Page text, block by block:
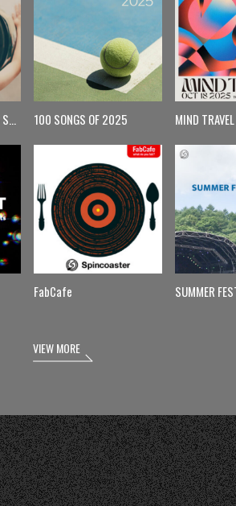
【月曜更新】Monday Spin 100 SONGS OF 2025
FabCafe
MIND TRAVEL
SUMMER
VIEW MORE